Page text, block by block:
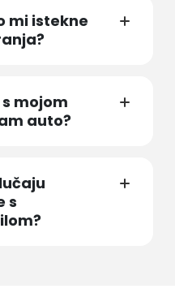
mi istekne
mojom
auto?
s